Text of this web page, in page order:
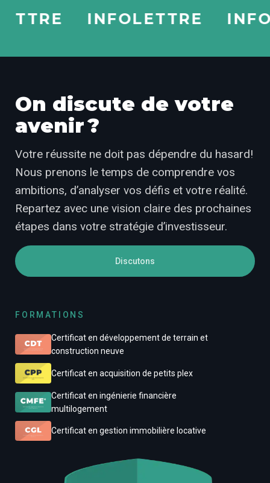
INFOLETTRE
On discute de votre
avenir ?
Votre réussite ne doit pas dépendre du hasard!
Nous prenons le temps de comprendre vos
ambitions, d’analyser vos défis et votre réalité.
Repartez avec une vision claire des prochaines
étapes dans votre stratégie d’investisseur.
Discutons
FORMATIONS
Certificat en développement de terrain et
construction neuve
Certificat en acquisition de petits plex
Certificat en ingénierie financière
multilogement
Certificat en gestion immobilière locative